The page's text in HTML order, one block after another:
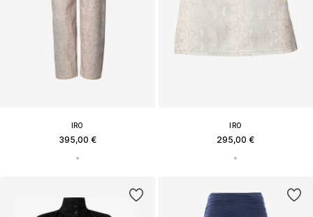
IRO
395,00 €
IRO
295,00 €